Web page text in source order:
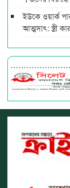
ইউকে ওয়ার্ক
আত্মসাৎ: স্ত্রী